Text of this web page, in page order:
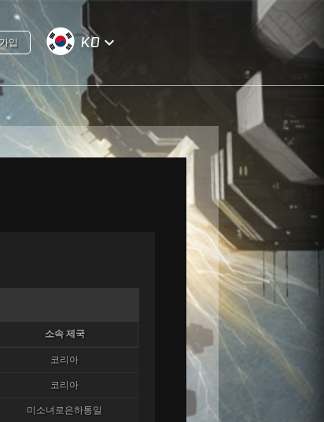
입 KOkeyboard_arrow_down
소속 제국
코리아
코리아
미소녀로은하통일